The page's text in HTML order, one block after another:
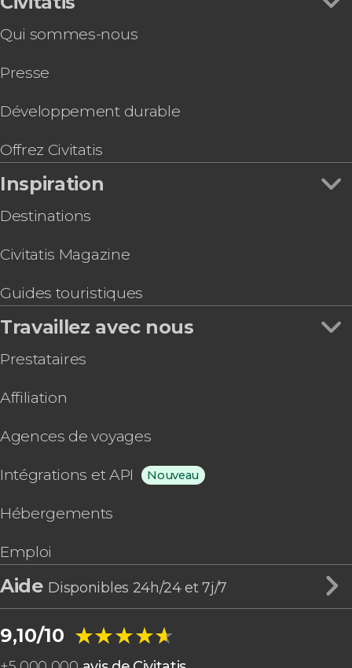
Qui sommes-nous
Presse
Développement durable
Offrez Civitatis
Inspiration
Destinations
Civitatis Magazine
Guides touristiques
Travaillez avec nous
Prestataires
Affiliation
Agences de voyages
Intégrations et API Nouveau
Hébergements
Emploi
Aide Disponibles 24h/24 et 7j/7
9,10/10 ★★★★★
★★★★★